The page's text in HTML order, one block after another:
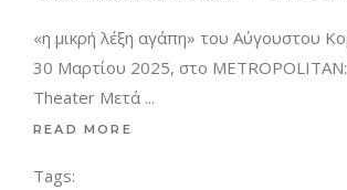
«η μικρή λέξη αγάπη» του Αύγουστου
30 Μαρτίου 2025, στο
Theater Μετά
READ MORE
Tags: